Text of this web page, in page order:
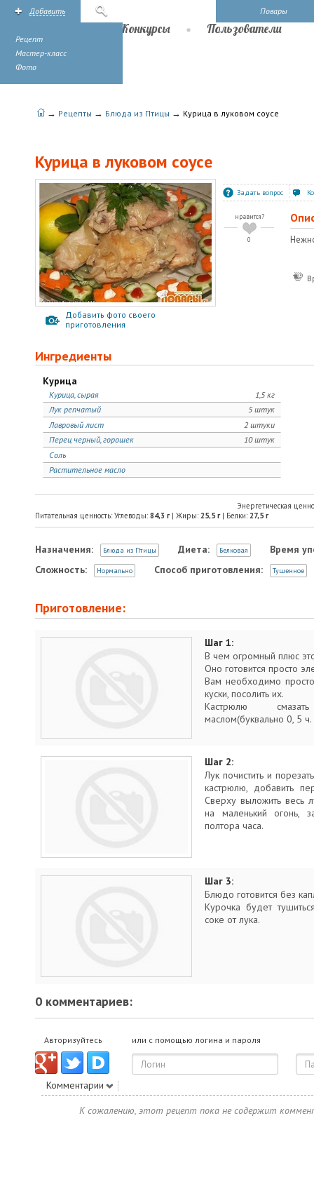
Повары
Добавить
Рецепт
Мастер-класс
Фото
Конкурсы Пользователи
→ Рецепты → Блюда из Птицы → Курица в луковом соусе
Курица в луковом соусе
Добавить фото своего
приготовления
Задать вопрос
нравится?
0
Ингредиенты
Курица
1,5 кг
Курица, сырая
5 штук
Лук репчатый
2 штуки
Лавровый лист
10 штук
Перец черный, горошек
Соль
Растительное масло
Энергетическая
Питательная ценность: Углеводы: 84,3 г| Жиры: 25,5 г| Белки: 27,5 г
Назначения: Блюда из Птицы Диета: Белковая
Время
Сложность:
Нормально Способ приготовления: Тушенное
Приготовление:
Шаг 1:
В чeм огромный плюс
Оно готовится просто
Вам необходимо
куски, посолить их.
Кастрюлю
маслом(буквально 0, 5 ч.
Шаг 2:
Лук почистить и
кастрюлю, добавить
Сверху выложить весь
на маленький огонь,
полтора часа.
Шаг 3:
Блюдо готовится без
Курочка будет
соке от лука.
0 комментариев:
Авторизуйтесь или с помощью логина и пароля
Комментарии
К сожалению, этот рецепт пока не содержит